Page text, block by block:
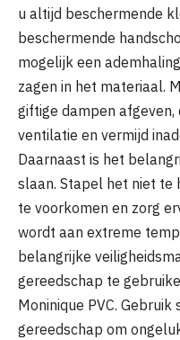
u altijd beschermende
beschermende
mogelijk een
zagen in het materiaal.
giftige dampen afgeven,
ventilatie en vermijd
Daarnaast is het
slaan. Stapel het niet te
te voorkomen en zorg
wordt aan extreme
belangrijke
gereedschap te
Moninique PVC.
gereedschap om